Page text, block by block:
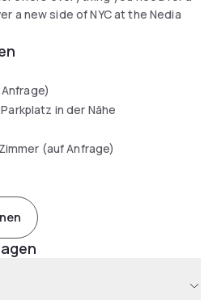
a new side of NYC at the Nedia
Parkplatz in der Nähe
(auf Anfrage)